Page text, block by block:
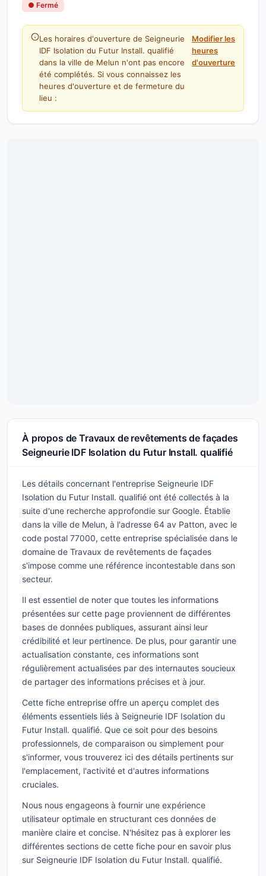
● Fermé
Les horaires d'ouverture de Seigneurie
IDF Isolation du Futur Install. qualifié
dans la ville de Melun n'ont pas encore
été complétés. Si vous connaissez les
heures d'ouverture et de fermeture du
lieu :
Modifier les
heures
d'ouverture
À propos de Travaux de revêtements de façades
Seigneurie IDF Isolation du Futur Install. qualifié
Les détails concernant l'entreprise Seigneurie IDF
Isolation du Futur Install. qualifié ont été collectés à la
suite d'une recherche approfondie sur Google. Établie
dans la ville de Melun, à l'adresse 64 av Patton, avec le
code postal 77000, cette entreprise spécialisée dans le
domaine de Travaux de revêtements de façades
s'impose comme une référence incontestable dans son
secteur.
Il est essentiel de noter que toutes les informations
présentées sur cette page proviennent de différentes
bases de données publiques, assurant ainsi leur
crédibilité et leur pertinence. De plus, pour garantir une
actualisation constante, ces informations sont
régulièrement actualisées par des internautes soucieux
de partager des informations précises et à jour.
Cette fiche entreprise offre un aperçu complet des
éléments essentiels liés à Seigneurie IDF Isolation du
Futur Install. qualifié. Que ce soit pour des besoins
professionnels, de comparaison ou simplement pour
s'informer, vous trouverez ici des détails pertinents sur
l'emplacement, l'activité et d'autres informations
cruciales.
Nous nous engageons à fournir une expérience
utilisateur optimale en structurant ces données de
manière claire et concise. N'hésitez pas à explorer les
différentes sections de cette fiche pour en savoir plus
sur Seigneurie IDF Isolation du Futur Install. qualifié.